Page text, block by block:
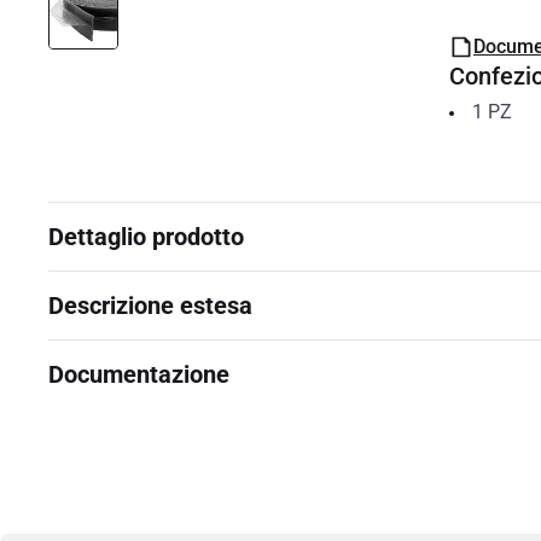
1 PZ
Dettaglio prodotto
Descrizione estesa
Documentazione